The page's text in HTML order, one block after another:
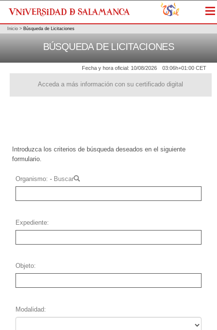
Fecha y hora oficial: 10/08/2026 03:06h+01:00 CET
Acceda a más información con su certificado digital
Inicio > Búsqueda de Licitaciones
BÚSQUEDA DE LICITACIONES
Introduzca los criterios de búsqueda deseados en el siguiente
formulario.
Organismo - Buscar
Expediente
Objeto
Modalidad